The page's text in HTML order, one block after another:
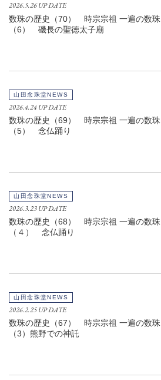
2026.5.26 UP DATE
数珠の歴史（70） 時宗宗祖 一遍の数珠
（6） 磯長の聖徳太子廟
山田念珠堂NEWS
2026.4.24 UP DATE
数珠の歴史（69） 時宗宗祖 一遍の数珠
（5） 念仏踊り
山田念珠堂NEWS
2026.3.23 UP DATE
数珠の歴史（68） 時宗宗祖 一遍の数珠
（４） 念仏踊り
山田念珠堂NEWS
2026.2.25 UP DATE
数珠の歴史（67） 時宗宗祖 一遍の数珠
（3）熊野での神託